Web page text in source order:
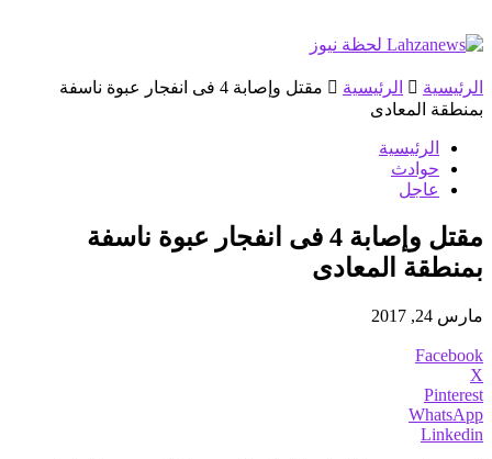
الرئيسية الرئيسية
مقتل وإصابة 4 فى انفجار عبوة ناسفة
بمنطقة المعادى
الرئيسية
حوادث
عاجل
مقتل وإصابة 4 فى انفجار عبوة ناسفة
بمنطقة المعادى
مارس 24, 2017
Facebook
X
Pinterest
WhatsApp
Linkedin